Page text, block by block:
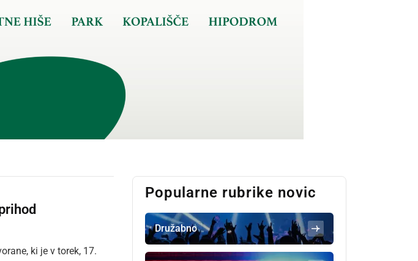
ki je v torek, 17.
Popularne rubrike novic
Družabno